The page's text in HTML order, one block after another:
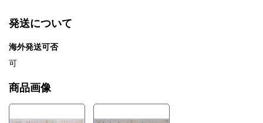
発送について
海外発送可否
可
商品画像